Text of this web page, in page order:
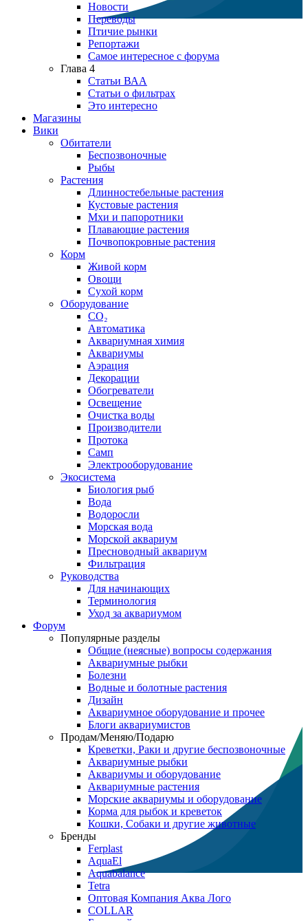
Новости
Переводы
Птичие рынки
Репортажи
Самое интересное с форума
Глава 4
Статьи ВАА
Статьи о фильтрах
Это интересно
Магазины
Вики
Обитатели
Беспозвоночные
Рыбы
Растения
Длинностебельные растения
Кустовые растения
Мхи и папоротники
Плавающие растения
Почвопокровные растения
Корм
Живой корм
Овощи
Сухой корм
Оборудование
CO₂
Автоматика
Аквариумная химия
Аквариумы
Аэрация
Декорации
Обогреватели
Освещение
Очистка воды
Производители
Протока
Самп
Электрооборудование
Экосистема
Биология рыб
Вода
Водоросли
Морская вода
Морской аквариум
Пресноводный аквариум
Фильтрация
Руководства
Для начинающих
Терминология
Уход за аквариумом
Форум
Популярные разделы
Общие (неясные) вопросы содержания
Аквариумные рыбки
Болезни
Водные и болотные растения
Дизайн
Аквариумное оборудование и прочее
Блоги аквариумистов
Продам/Меняю/Подарю
Креветки, Раки и другие беспозвоночные
Аквариумные рыбки
Аквариумы и оборудование
Аквариумные растения
Морские аквариумы и оборудование
Корма для рыбок и креветок
Кошки, Собаки и другие животные
Бренды
Ferplast
AquaEl
Aquabalance
Tetra
Оптовая Компания Аква Лого
COLLAR